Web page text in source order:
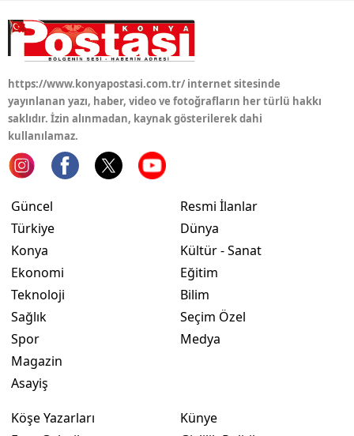
https://www.konyapostasi.com.tr/ internet sitesinde
yayınlanan yazı, haber, video ve fotoğrafların her türlü hakkı
saklıdır. İzin alınmadan, kaynak gösterilerek dahi
kullanılamaz.
Güncel
Türkiye
Konya
Ekonomi
Teknoloji
Sağlık
Spor
Magazin
Asayiş
Resmi İlanlar
Dünya
Kültür - Sanat
Eğitim
Bilim
Seçim Özel
Medya
Köşe Yazarları
Künye